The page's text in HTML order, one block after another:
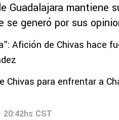
Guadalajara mantiene
se generó por sus
Afición de Chivas hace
Chivas para enfrentar a
CST